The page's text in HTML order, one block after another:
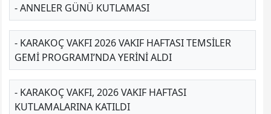
- ANNELER GÜNÜ KUTLAMASI
- KARAKOÇ VAKFI 2026 VAKIF HAFTASI TEMSILER
GEMI PROGRAMI’NDA YERINI ALDI
- KARAKOÇ VAKFI, 2026 VAKIF HAFTASI
KUTLAMALARINA KATILDI